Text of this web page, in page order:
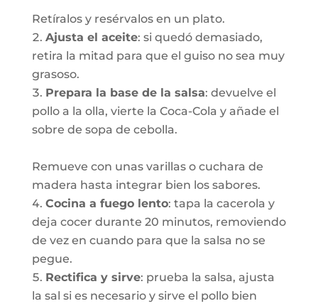
Retíralos y resérvalos en un plato.
Ajusta el aceite: si quedó demasiado,
retira la mitad para que el guiso no sea muy
grasoso.
Prepara la base de la salsa: devuelve el
pollo a la olla, vierte la Coca-Cola y añade el
sobre de sopa de cebolla.
Remueve con unas varillas o cuchara de
madera hasta integrar bien los sabores.
Cocina a fuego lento: tapa la cacerola y
deja cocer durante 20 minutos, removiendo
de vez en cuando para que la salsa no se
pegue.
Rectifica y sirve: prueba la salsa, ajusta
la sal si es necesario y sirve el pollo bien